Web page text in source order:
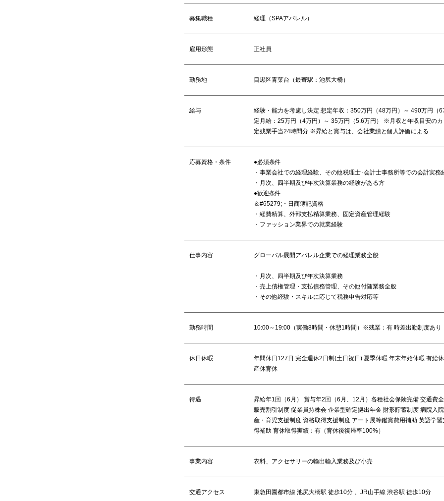
募集職種 経理（SPAアパレル）
雇用形態 正社員
勤務地 目黒区青葉台（最寄駅：池尻大橋）
給与
経験・能力を考慮し決定 想定年収：350万円（48万円）～ 490万円（
定月給：25万円（4万円）～ 35万円（5.6万円） ※月収と年収目安のカ
定残業手当24時間分 ※昇給と賞与は、会社業績と個人評価による
応募資格・条件
●必須条件
・事業会社での経理経験、その他税理士･会計士事務所等での会計実務
・月次、四半期及び年次決算業務の経験がある方
●歓迎条件
＆#65279;・日商簿記資格
・経費精算、外部支払精算業務、固定資産管理経験
・ファッション業界での就業経験
仕事内容 グローバル展開アパレル企業での経理業務全般
・月次、四半期及び年次決算業務
・売上債権管理・支払債務管理、その他付随業務全般
・その他経験・スキルに応じて税務申告対応等
勤務時間 10:00～19:00（実働8時間・休憩1時間）※残業：有 時差出勤制度あり
休日休暇
年間休日127日 完全週休2日制(土日祝日) 夏季休暇 年末年始休暇 有給
産休育休
待遇
昇給年1回（6月） 賞与年2回（6月、12月）各種社会保険完備 交通費
販売割引制度 従業員持株会 企業型確定拠出年金 財形貯蓄制度 病院入
産・育児支援制度 資格取得支援制度 アート展等鑑賞費用補助 英語学習
得補助 育休取得実績：有（育休後復帰率100%）
事業内容 衣料、アクセサリーの輸出輸入業務及び小売
交通アクセス 東急田園都市線 池尻大橋駅 徒歩10分 、JR山手線 渋谷駅 徒歩10分